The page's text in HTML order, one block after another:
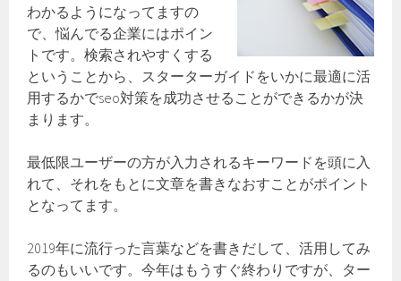
わかるようになってますの
で、悩んでる企業にはポイン
トです。検索されやすくする
ということから、スターターガイドをいかに最適に活
用するかでseo対策を成功させることができるかが決
まります。
最低限ユーザーの方が入力されるキーワードを頭に入
れて、それをもとに文章を書きなおすことがポイント
となってます。
2019年に流行った言葉などを書きだして、活用してみ
るのもいいです。今年はもうすぐ終わりですが、ター